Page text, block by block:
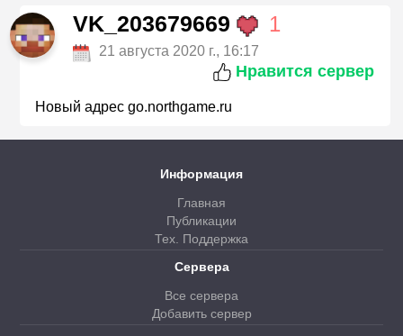
VK_203679669 1
21 августа 2020 г., 16:17
Нравится сервер
Новый адрес go.northgame.ru
Информация
Главная
Публикации
Тех. Поддержка
Сервера
Все сервера
Добавить сервер